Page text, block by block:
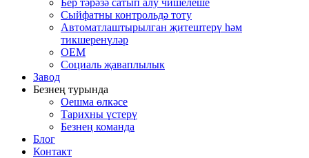
Бер тәрәзә сатып алу чишелеше
Сыйфатны контрольдә тоту
Автоматлаштырылган җитештерү һәм
тикшеренүләр
OEM
Социаль җаваплылык
Завод
Безнең турында
Оешма өлкәсе
Тарихны үстерү
Безнең команда
Блог
Контакт